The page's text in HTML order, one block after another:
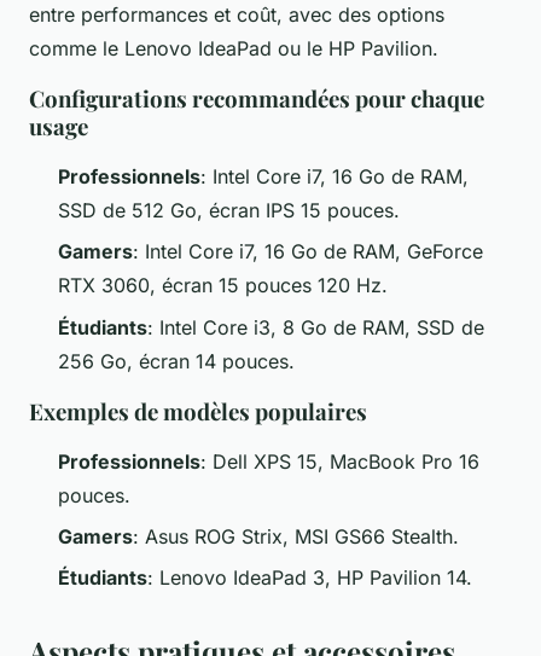
entre performances et coût, avec des options
comme le Lenovo IdeaPad ou le HP Pavilion.
Configurations recommandées pour chaque
usage
Professionnels: Intel Core i7, 16 Go de RAM,
SSD de 512 Go, écran IPS 15 pouces.
Gamers: Intel Core i7, 16 Go de RAM, GeForce
RTX 3060, écran 15 pouces 120 Hz.
Étudiants: Intel Core i3, 8 Go de RAM, SSD de
256 Go, écran 14 pouces.
Exemples de modèles populaires
Professionnels: Dell XPS 15, MacBook Pro 16
pouces.
Gamers: Asus ROG Strix, MSI GS66 Stealth.
Étudiants: Lenovo IdeaPad 3, HP Pavilion 14.